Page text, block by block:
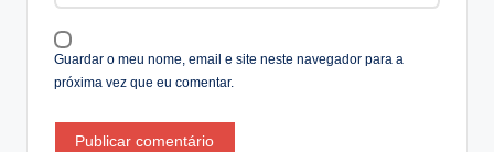
Guardar o meu nome, email e site neste navegador para a
próxima vez que eu comentar.
e
: